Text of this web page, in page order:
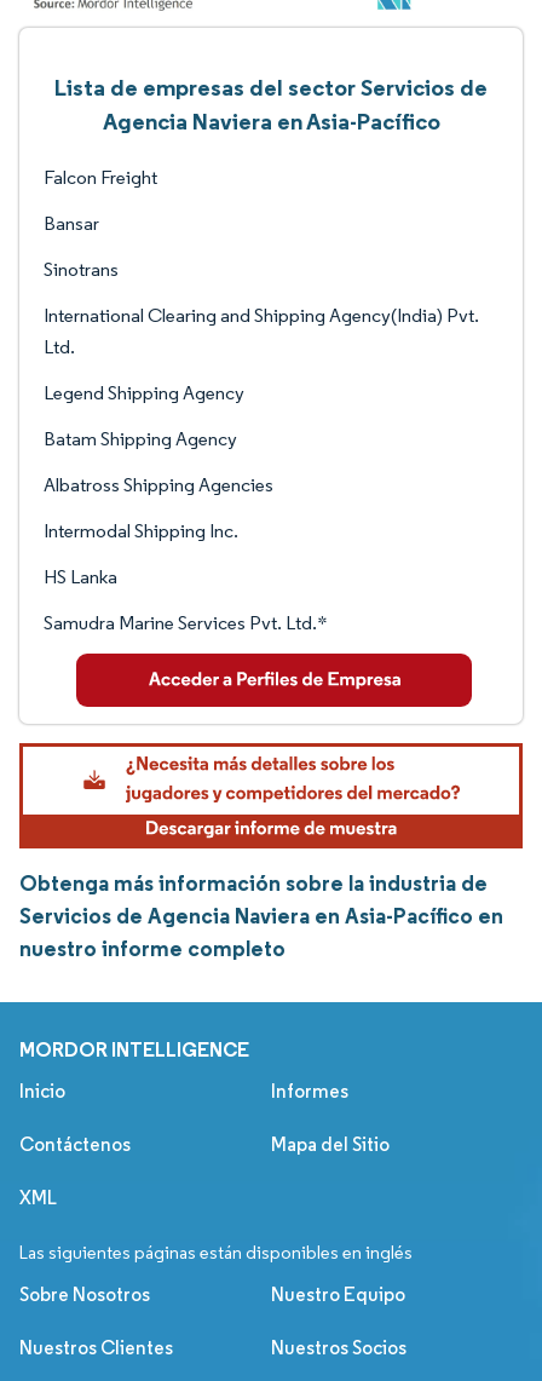
Lista de empresas del sector Servicios de
Agencia Naviera en Asia-Pacífico
Falcon Freight
Bansar
Sinotrans
International Clearing and Shipping Agency(India) Pvt.
Ltd.
Legend Shipping Agency
Batam Shipping Agency
Albatross Shipping Agencies
Intermodal Shipping Inc.
HS Lanka
Samudra Marine Services Pvt. Ltd.*
Obtenga más información sobre la industria de
Servicios de Agencia Naviera en Asia-Pacífico en
nuestro informe completo
MORDOR INTELLIGENCE
Inicio Informes
Contáctenos Mapa del Sitio
XML
Las siguientes páginas están disponibles en inglés
Sobre Nosotros Nuestro Equipo
Nuestros Clientes Nuestros Socios